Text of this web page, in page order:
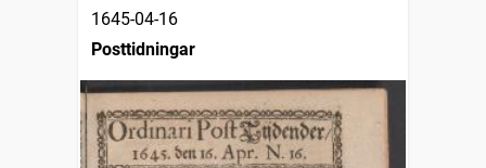
1645-04-16
Posttidningar